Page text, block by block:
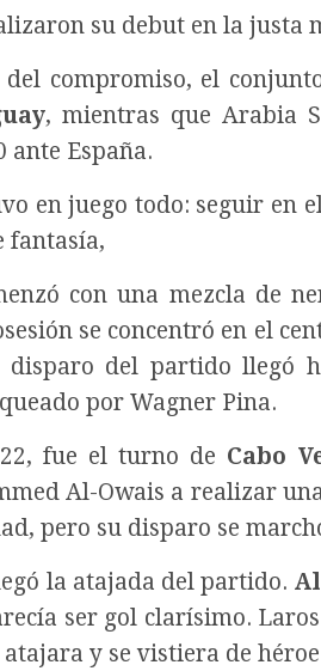
su debut en la justa
del compromiso, el
, mientras que Arabia
ante España.
en juego todo: seguir en
fantasía,
con una mezcla de
se concentró en el
del partido llegó
por Wagner Pina.
fue el turno de Cabo
Al-Owais a realizar
pero su disparo se
la atajada del partido.
ser gol clarísimo.
y se vistiera de